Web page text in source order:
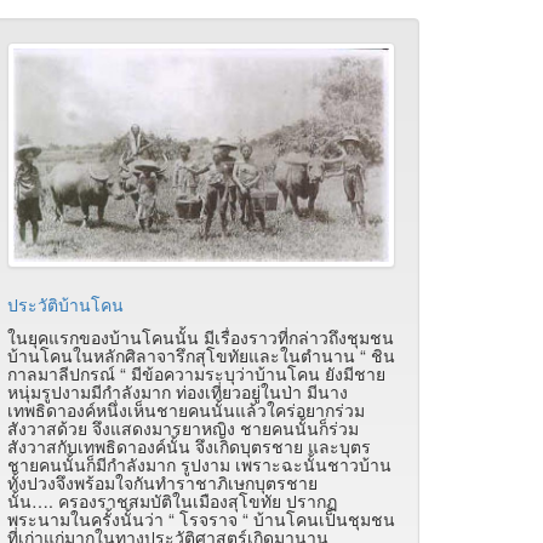
ประวัติบ้านโคน
ในยุคแรกของบ้านโคนนั้น มีเรื่องราวที่กล่าวถึงชุมชน
บ้านโคนในหลักศิลาจารึกสุโขทัยและในตำนาน “ ชิน
กาลมาลีปกรณ์ “ มีข้อความระบุว่าบ้านโคน ยังมีชาย
หนุ่มรูปงามมีกำลังมาก ท่องเที่ยวอยู่ในป่า มีนาง
เทพธิดาองค์หนึ่งเห็นชายคนนั้นแล้วใคร่อยากร่วม
สังวาสด้วย จึงแสดงมารยาหญิง ชายคนนั้นก็ร่วม
สังวาสกับเทพธิดาองค์นั้น จึงเกิดบุตรชาย และบุตร
ชายคนนั้นก็มีกำลังมาก รูปงาม เพราะฉะนั้นชาวบ้าน
ทั้งปวงจึงพร้อมใจกันทำราชาภิเษกบุตรชาย
นั้น…. ครองราชสมบัติในเมืองสุโขทัย ปรากฏ
พระนามในครั้งนั้นว่า “ โรจราจ “ บ้านโคนเป็นชุมชน
ที่เก่าแก่มากในทางประวัติศาสตร์เกิดมานาน